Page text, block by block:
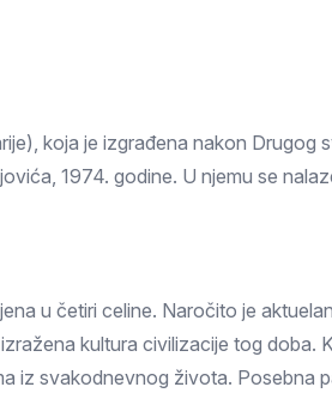
Bačka Topola Palić
koja je izgrađena nakon Drugog
1974. godine. U njemu se
u četiri celine. Naročito je
kultura civilizacije tog doba.
iz svakodnevnog života. Posebna